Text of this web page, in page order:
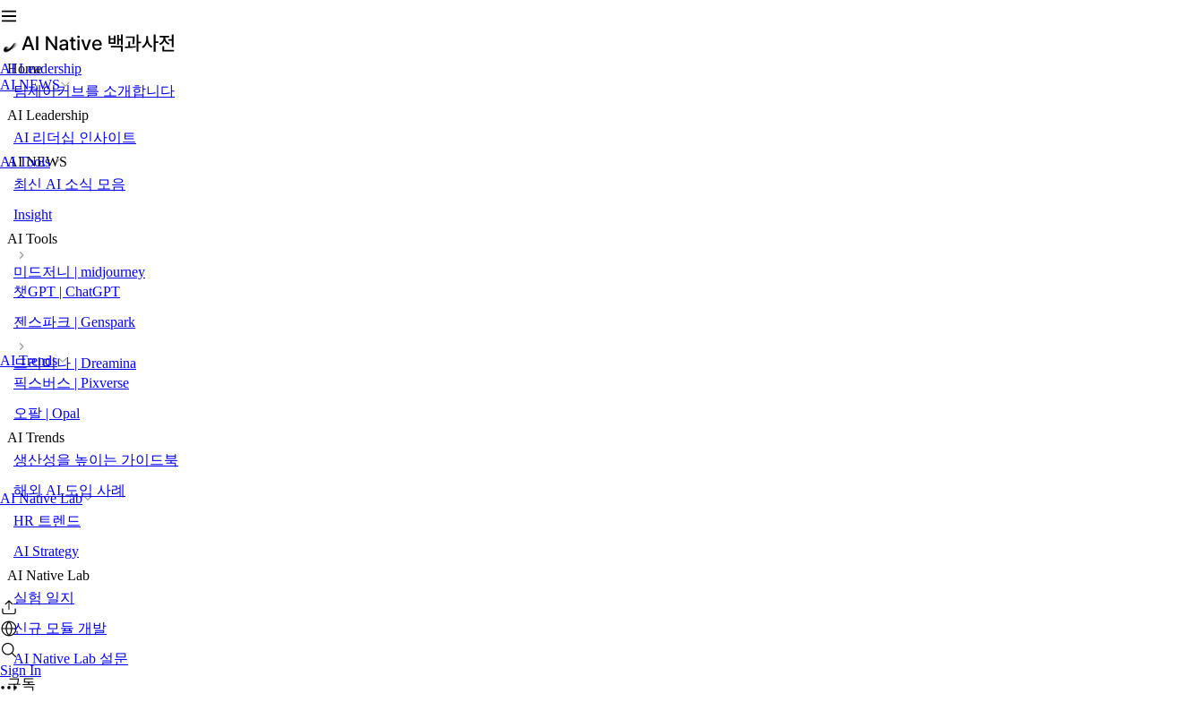
AI Leadership
AI NEWS
AI Tools
AI Trends
AI Native Lab
Sign In
Home
팀제이커브를 소개합니다
AI Leadership
AI 리더십 인사이트
AI NEWS
최신 AI 소식 모음
Insight
AI Tools
미드저니 | midjourney
챗GPT | ChatGPT
젠스파크 | Genspark
드리미나 | Dreamina
픽스버스 | Pixverse
오팔 | Opal
AI Trends
생산성을 높이는 가이드북
해외 AI 도입 사례
HR 트렌드
AI Strategy
AI Native Lab
실험 일지
신규 모듈 개발
AI Native Lab 설문
구독